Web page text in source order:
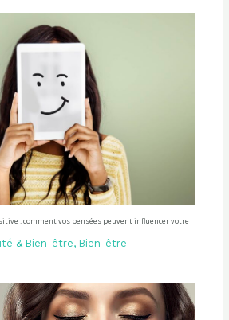
: comment vos pensées peuvent influencer votre
& Bien-être, Bien-être